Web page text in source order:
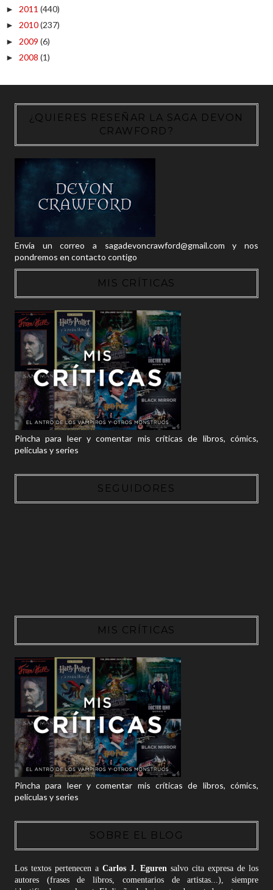
► 2011 (440)
► 2010(237)
► 2009 (6)
► 2008 (1)
¿QUIERES RESEÑAR LA SAGA DEVON
CRAWFORD?
Envía un correo a sagadevoncrawford@gmail.com y nos
pondremos en contacto contigo
MIS CRÍTICAS
Pincha para leer y comentar mis críticas de libros, cómics,
películas y series
SEGUIDORES
MIS CRÍTICAS
Pincha para leer y comentar mis críticas de libros, cómics,
películas y series
SOBRE EL BLOG
Los textos pertenecen a Carlos J. Egurensalvo cita expresa de los
autores (frases de libros, comentarios de artistas...), siempre